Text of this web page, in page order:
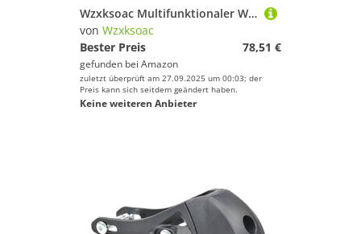
Wzxksoac Multifunktionaler Wettbewerbsablagerung Rot- und Blau -Basketball -Tisch Tennis Badminton Home und
von Wzxksoac
Bester Preis
78,51 €
gefunden bei Amazon
zuletzt überprüft am 27.09.2025 um 00:03; der
Preis kann sich seitdem geändert haben.
Keine weiteren Anbieter